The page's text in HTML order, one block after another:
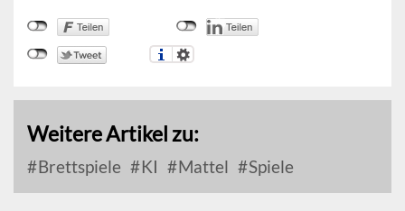
Weitere Artikel zu:
Brettspiele KI Mattel Spiele